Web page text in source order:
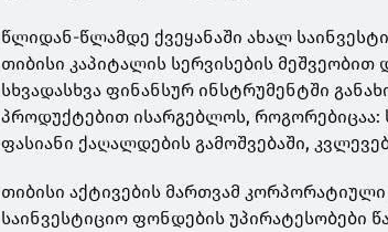
წლიდან-წლამდე ქვეყანაში ახალ
თიბისი კაპიტალის სერვისების მეშვეობით
სხვადასხვა ფინანსურ ინსტრუმენტში
პროდუქტებით ისარგებლოს, როგორებიცაა:
ფასიანი ქაღალდების გამოშვებაში,
თიბისი აქტივების მართვამ
საინვესტიციო ფონდების უპირატესობები